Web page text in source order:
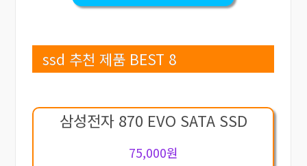
ssd 추천 제품 BEST 8
삼성전자 870 EVO SATA SSD
75,000원